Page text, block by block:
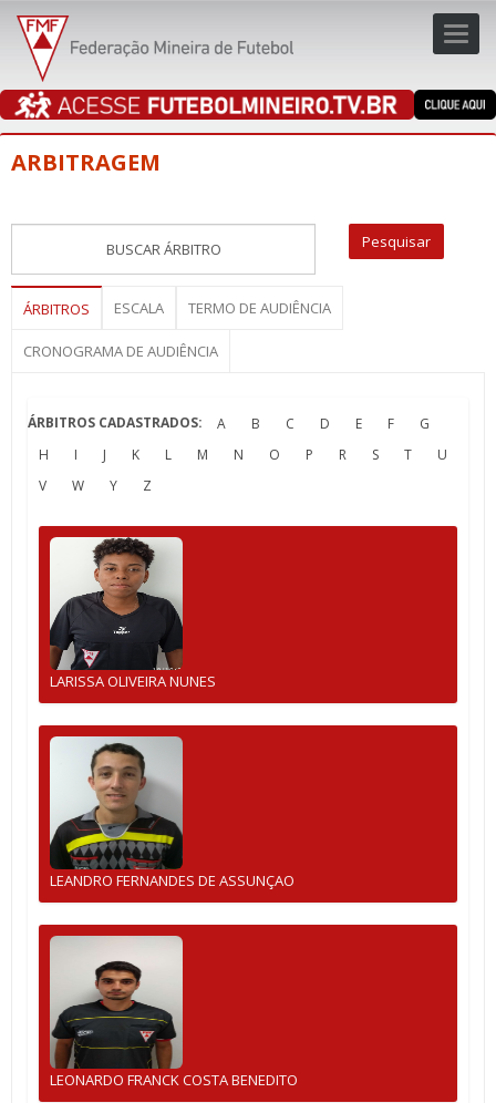
ARBITRAGEM
ÁRBITROS ESCALA TERMO DE AUDIÊNCIA
CRONOGRAMA DE AUDIÊNCIA
ÁRBITROS CADASTRADOS: A B C D E F
G
H
I J K L M N O P R S T
U
V
W Y Z
LARISSA OLIVEIRA NUNES
LEANDRO FERNANDES DE ASSUNÇAO
LEONARDO FRANCK COSTA BENEDITO